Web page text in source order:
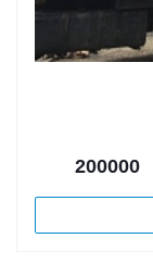
200000